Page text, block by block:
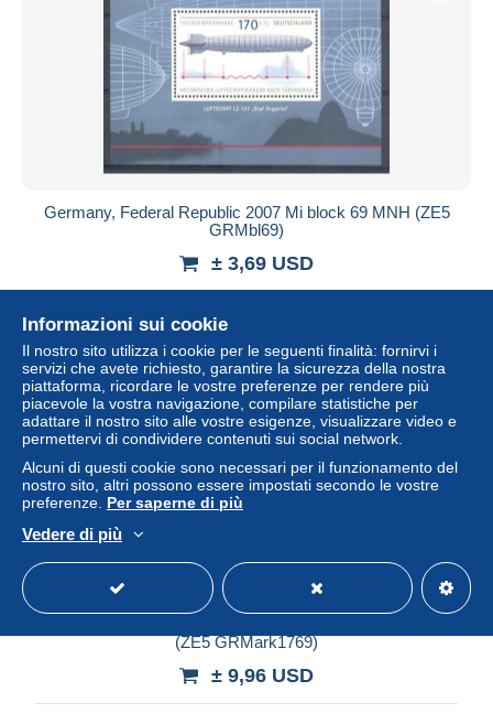
Germany, Federal Republic 2007 Mi block 69 MNH (ZE5
GRMbl69)
± 3,69 USD
Stato
Nuovo
(ZE5 GRMark1769)
± 9,96 USD
Informazioni sui cookie
Il nostro sito utilizza i cookie per le seguenti finalità: fornirvi i
servizi che avete richiesto, garantire la sicurezza della nostra
piattaforma, ricordare le vostre preferenze per rendere più
piacevole la vostra navigazione, compilare statistiche per
adattare il nostro sito alle vostre esigenze, visualizzare video e
permettervi di condividere contenuti sui social network.
Alcuni di questi cookie sono necessari per il funzionamento del
nostro sito, altri possono essere impostati secondo le vostre
preferenze. Per saperne di più
Vedere di più